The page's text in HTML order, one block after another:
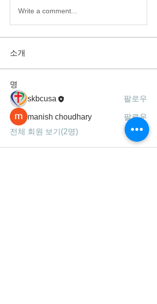
Write a comment...
소개
명
skbcusa
팔로우
manish choudhary
팔로우
전체 회원 보기(2명)